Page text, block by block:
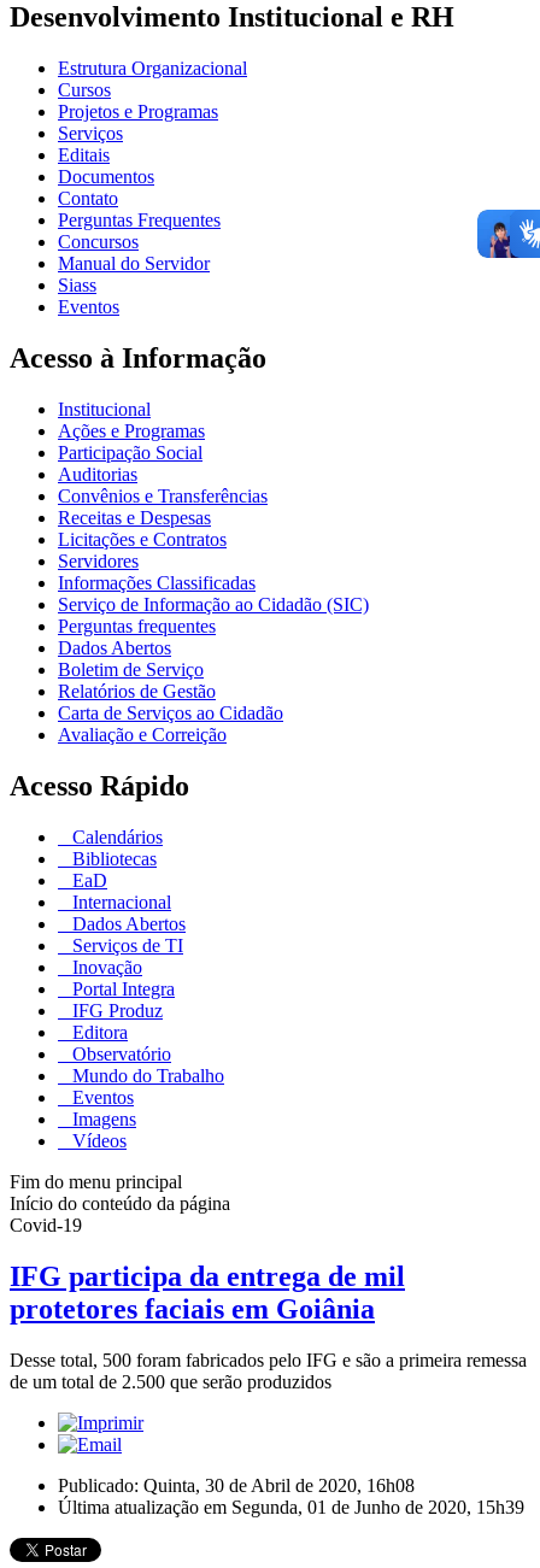
Desenvolvimento Institucional e RH
Estrutura Organizacional
Cursos
Projetos e Programas
Serviços
Editais
Documentos
Contato
Perguntas Frequentes
Concursos
Manual do Servidor
Siass
Eventos
Acesso à Informação
Institucional
Ações e Programas
Participação Social
Auditorias
Convênios e Transferências
Receitas e Despesas
Licitações e Contratos
Servidores
Informações Classificadas
Serviço de Informação ao Cidadão (SIC)
Perguntas frequentes
Dados Abertos
Boletim de Serviço
Relatórios de Gestão
Carta de Serviços ao Cidadão
Avaliação e Correição
Acesso Rápido
Calendários
Bibliotecas
EaD
Internacional
Dados Abertos
Serviços de TI
Inovação
Portal Integra
IFG Produz
Editora
Observatório
Mundo do Trabalho
Eventos
Imagens
Vídeos
Fim do menu principal
Início do conteúdo da página
Covid-19
IFG participa da entrega de mil
protetores faciais em Goiânia
Desse total, 500 foram fabricados pelo IFG e são a primeira remessa
de um total de 2.500 que serão produzidos
Publicado: Quinta, 30 de Abril de 2020, 16h08
Última atualização em Segunda, 01 de Junho de 2020, 15h39